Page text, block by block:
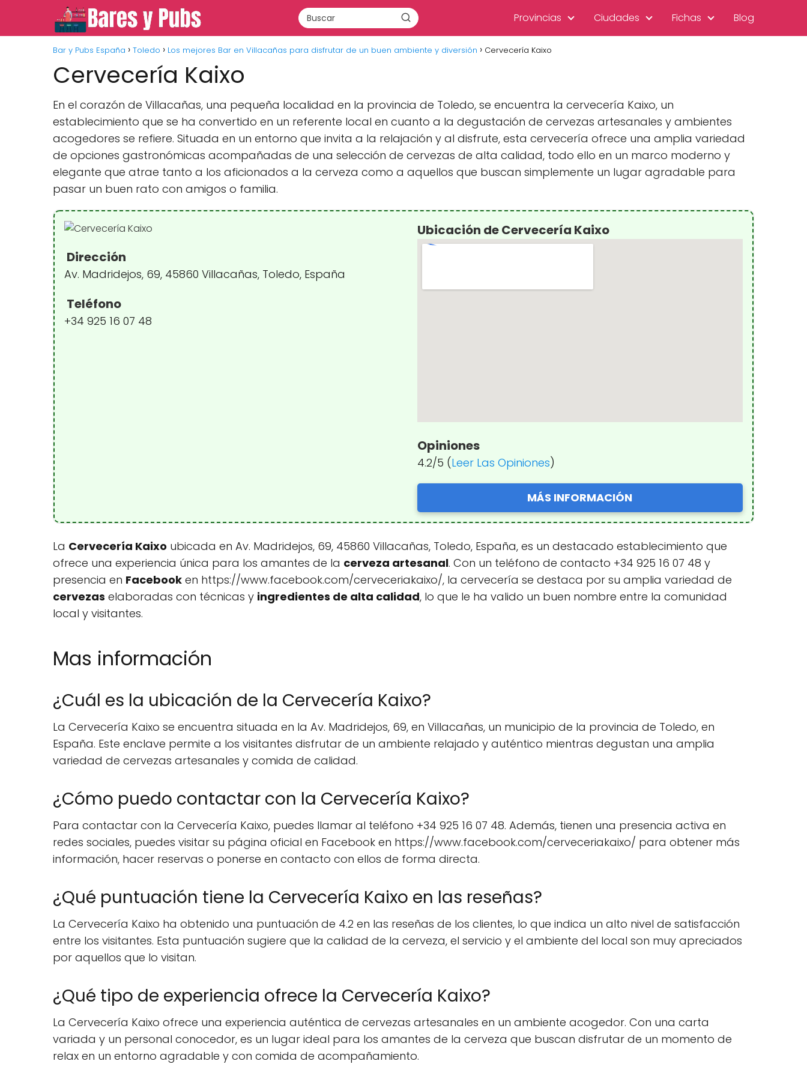
Provincias Ciudades Fichas Blog
Bar y Pubs España Toledo Los mejores Bar en Villacañas para disfrutar de un buen ambiente y diversión Cervecería Kaixo
Cervecería Kaixo
En el corazón de Villacañas, una pequeña localidad en la provincia de Toledo, se encuentra la cervecería Kaixo, un
establecimiento que se ha convertido en un referente local en cuanto a la degustación de cervezas artesanales y ambientes
acogedores se refiere. Situada en un entorno que invita a la relajación y al disfrute, esta cervecería ofrece una amplia variedad
de opciones gastronómicas acompañadas de una selección de cervezas de alta calidad, todo ello en un marco moderno y
elegante que atrae tanto a los aficionados a la cerveza como a aquellos que buscan simplemente un lugar agradable para
pasar un buen rato con amigos o familia.
Dirección
Av. Madridejos, 69, 45860 Villacañas, Toledo, España
Teléfono
+34 925 16 07 48
Ubicación de Cervecería Kaixo
Opiniones
4.2/5 (Leer Las Opiniones)
MÁS INFORMACIÓN
La Cervecería Kaixo ubicada en Av. Madridejos, 69, 45860 Villacañas, Toledo, España, es un destacado establecimiento que
ofrece una experiencia única para los amantes de la cerveza artesanal. Con un teléfono de contacto +34 925 16 07 48 y
presencia en Facebook en https://www.facebook.com/cerveceriakaixo/, la cervecería se destaca por su amplia variedad de
cervezas elaboradas con técnicas y ingredientes de alta calidad, lo que le ha valido un buen nombre entre la comunidad
local y visitantes.
Mas información
¿Cuál es la ubicación de la Cervecería Kaixo?
La Cervecería Kaixo se encuentra situada en la Av. Madridejos, 69, en Villacañas, un municipio de la provincia de Toledo, en
España. Este enclave permite a los visitantes disfrutar de un ambiente relajado y auténtico mientras degustan una amplia
variedad de cervezas artesanales y comida de calidad.
¿Cómo puedo contactar con la Cervecería Kaixo?
Para contactar con la Cervecería Kaixo, puedes llamar al teléfono +34 925 16 07 48. Además, tienen una presencia activa en
redes sociales, puedes visitar su página oficial en Facebook en https://www.facebook.com/cerveceriakaixo/ para obtener más
información, hacer reservas o ponerse en contacto con ellos de forma directa.
¿Qué puntuación tiene la Cervecería Kaixo en las reseñas?
La Cervecería Kaixo ha obtenido una puntuación de 4.2 en las reseñas de los clientes, lo que indica un alto nivel de satisfacción
entre los visitantes. Esta puntuación sugiere que la calidad de la cerveza, el servicio y el ambiente del local son muy apreciados
por aquellos que lo visitan.
¿Qué tipo de experiencia ofrece la Cervecería Kaixo?
La Cervecería Kaixo ofrece una experiencia auténtica de cervezas artesanales en un ambiente acogedor. Con una carta
variada y un personal conocedor, es un lugar ideal para los amantes de la cerveza que buscan disfrutar de un momento de
relax en un entorno agradable y con comida de acompañamiento.